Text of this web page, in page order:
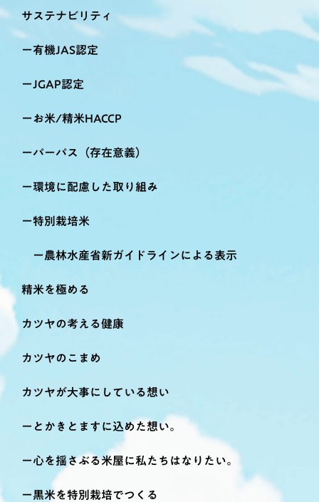
サステナビリティ
有機JAS認定
JGAP認定
お米/精米HACCP
パーパス（存在意義）
環境に配慮した取り組み
特別栽培米
農林水産省新ガイドラインによる表示
精米を極める
カツヤの考える健康
カツヤのこまめ
カツヤが大事にしている想い
とかきとますに込めた想い。
心を揺さぶる米屋に私たちはなりたい。
黒米を特別栽培でつくる